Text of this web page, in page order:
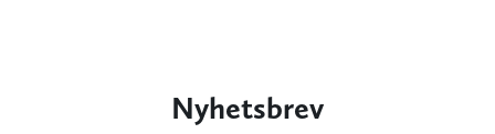
Nyhetsbrev